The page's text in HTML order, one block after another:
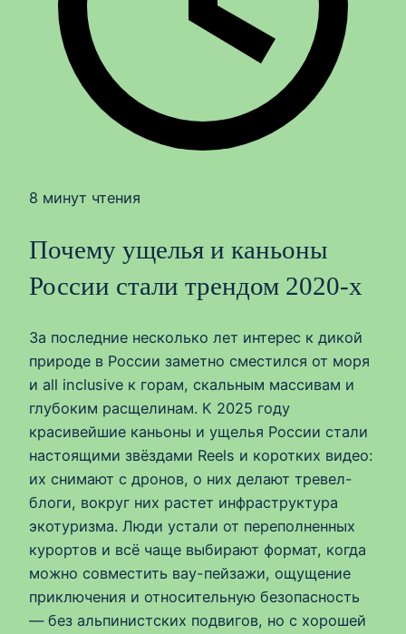
8 минут чтения
Почему ущелья и каньоны
России стали трендом 2020-х
За последние несколько лет интерес к дикой
природе в России заметно сместился от моря
и all inclusive к горам, скальным массивам и
глубоким расщелинам. К 2025 году
красивейшие каньоны и ущелья России стали
настоящими звёздами Reels и коротких видео:
их снимают с дронов, о них делают тревел-
блоги, вокруг них растет инфраструктура
экотуризма. Люди устали от переполненных
курортов и всё чаще выбирают формат, когда
можно совместить вау-пейзажи, ощущение
приключения и относительную безопасность
— без альпинистских подвигов, но с хорошей